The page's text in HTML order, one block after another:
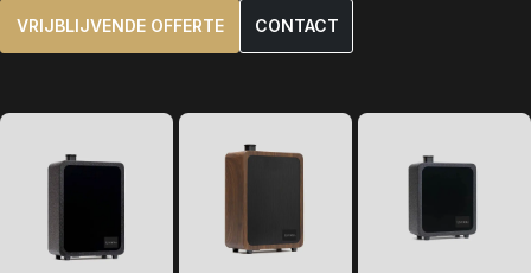
VRIJBLIJVENDE OFFERTE CONTACT